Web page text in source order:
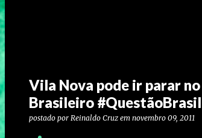
Vila Nova pode ir parar
Brasileiro #QuestãoBrasil
postado por Reinaldo Cruz em novembro 09, 2011